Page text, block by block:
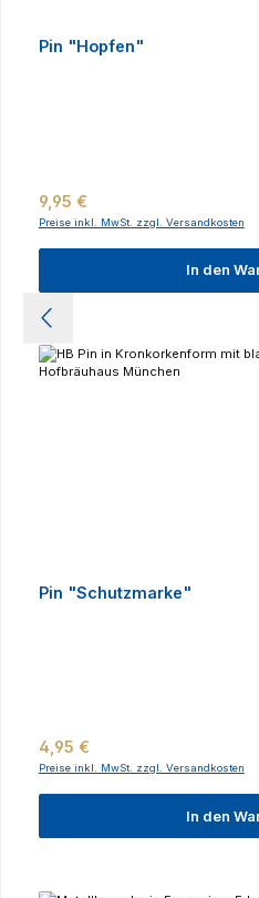
Pin "Hopfen"
Regulärer Preis:
9,95 €
Preise inkl. MwSt. zzgl. Versandkosten
In den
Pin "Schutzmarke"
Regulärer Preis:
4,95 €
Preise inkl. MwSt. zzgl. Versandkosten
In den